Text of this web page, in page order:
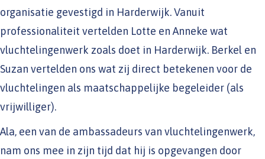
organisatie gevestigd in Harderwijk. Vanuit
professionaliteit vertelden Lotte en Anneke wat
vluchtelingenwerk zoals doet in Harderwijk. Berkel en
Suzan vertelden ons wat zij direct betekenen voor de
vluchtelingen als maatschappelijke begeleider (als
vrijwilliger).
Ala, een van de ambassadeurs van vluchtelingenwerk,
nam ons mee in zijn tijd dat hij is opgevangen door